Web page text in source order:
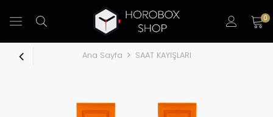
0
Ana Sayfa SAAT KAYIŞLARI